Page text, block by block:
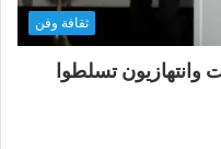
ثقافة وفن
وانتهازيون تسلطوا